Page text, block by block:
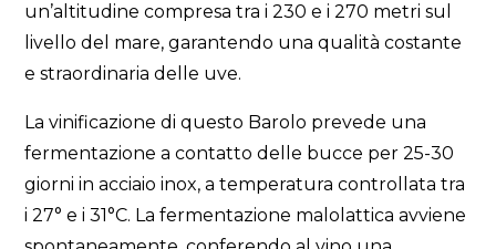
un’altitudine compresa tra i 230 e i 270 metri sul
livello del mare, garantendo una qualità costante
e straordinaria delle uve.
La vinificazione di questo Barolo prevede una
fermentazione a contatto delle bucce per 25-30
giorni in acciaio inox, a temperatura controllata tra
i 27° e i 31°C. La fermentazione malolattica avviene